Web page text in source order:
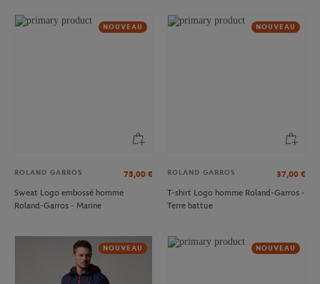
NOUVEAU
ROLAND GARROS 75,00 €
Sweat Logo embossé homme
Roland-Garros - Marine
NOUVEAU
ROLAND GARROS 37,00 €
T-shirt Logo homme Roland-Garros -
Terre battue
NOUVEAU NOUVEAU